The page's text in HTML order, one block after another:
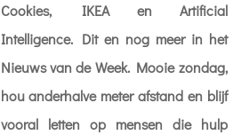
Cookies, IKEA en Artificial
Intelligence. Dit en nog meer in het
Nieuws van de Week. Mooie zondag,
hou anderhalve meter afstand en blijf
vooral letten op mensen die hulp